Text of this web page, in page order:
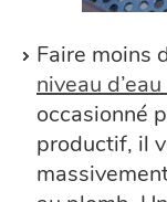
Faire moins
niveau
occasionné
productif, il